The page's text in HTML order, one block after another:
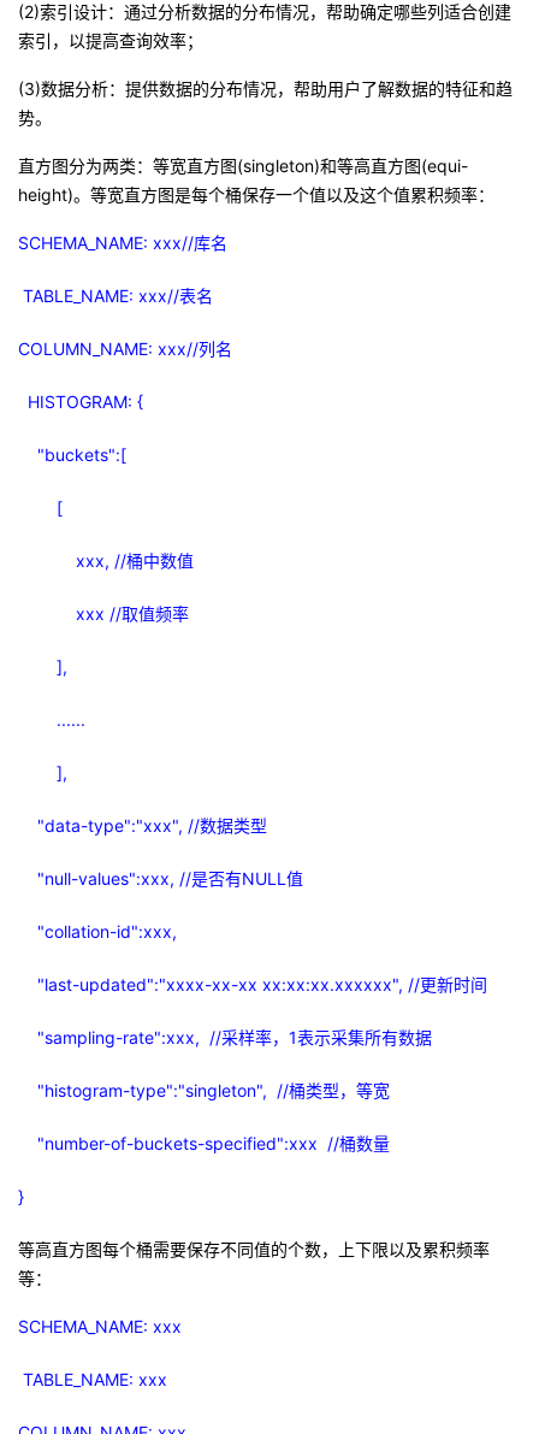
课
程
的
认
证
我
的
实
我
的
术
支
云
声
议
(2)索引设计：通过分析数据的分布情况，帮助确定哪些列适合创建
索引，以提高查询效率；
(3)数据分析：提供数据的分布情况，帮助用户了解数据的特征和趋
势。
直方图分为两类：等宽直方图(singleton)和等高直方图(equi-
height)。等宽直方图是每个桶保存一个值以及这个值累积频率：
SCHEMA_NAME: xxx//库名
TABLE_NAME: xxx//表名
COLUMN_NAME: xxx//列名
HISTOGRAM: {
"buckets":[
[
xxx, //桶中数值
xxx //取值频率
],
......
],
"data-type":"xxx", //数据类型
"null-values":xxx, //是否有NULL 值
"collation-id":xxx,
"last-updated":"xxxx-xx-xx xx:xx:xx.xxxxxx", //更新时间
"sampling-rate":xxx, //采样率， 1表示采集所有数据
"histogram-type":"singleton", //桶类型，等宽
"number-of-buckets-specified":xxx //桶数量
}
等高直方图每个桶需要保存不同值的个数，上下限以及累积频率
等：
SCHEMA_NAME: xxx
TABLE_NAME: xxx